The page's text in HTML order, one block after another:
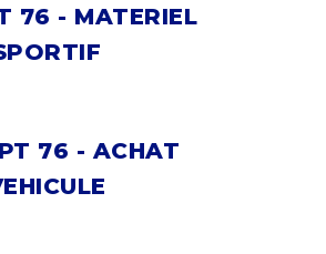
76 - MATERIEL
76 - ACHAT